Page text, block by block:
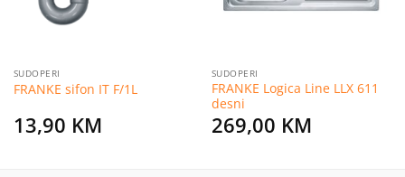
SUDOPERI
FRANKE sifon IT F/1L
13,90 KM
SUDOPERI
FRANKE Logica Line LLX 611
desni
269,00 KM